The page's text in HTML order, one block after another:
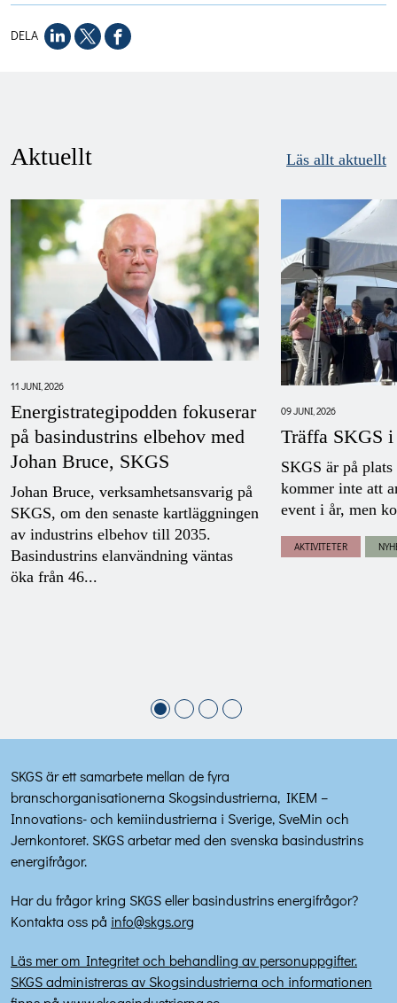
DELA
Aktuellt Läs allt aktuellt
11 JUNI, 2026
Energistrategipodden fokuserar
på basindustrins elbehov med
Johan Bruce, SKGS
Johan Bruce, verksamhetsansvarig på
SKGS, om den senaste kartläggningen
av industrins elbehov till 2035.
Basindustrins elanvändning väntas
öka från 46...
09 JUNI, 2026
Träffa SKGS
SKGS är på
kommer inte att
event i år, men
AKTIVITETER
SKGS är ett samarbete mellan de fyra
branschorganisationerna Skogsindustrierna, IKEM –
Innovations- och kemiindustrierna i Sverige, SveMin och
Jernkontoret. SKGS arbetar med den svenska basindustrins
energifrågor.
Har du frågor kring SKGS eller basindustrins energifrågor?
Kontakta oss på info@skgs.org
Läs mer om Integritet och behandling av personuppgifter.
SKGS administreras av Skogsindustrierna och informationen